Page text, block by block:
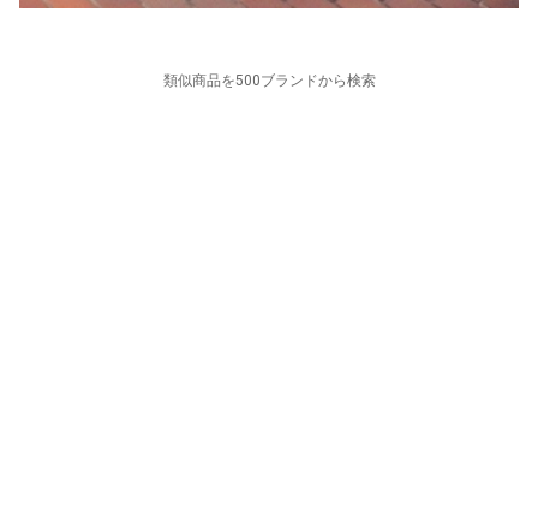
類似商品を500ブランドから検索